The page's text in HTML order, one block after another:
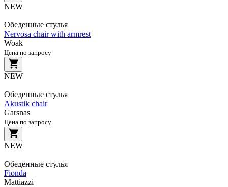
NEW
Обеденные стулья
Nervosa chair with armrest
Woak
Цена по запросу
NEW
Обеденные стулья
Akustik chair
Garsnas
Цена по запросу
NEW
Обеденные стулья
Fionda
Mattiazzi